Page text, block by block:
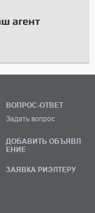
агент
ВОПРОС-ОТВЕТ
Задать вопрос
ДОБАВИТЬ ОБЪЯВЛ
ЕНИЕ
ЗАЯВКА РИЭЛТЕРУ